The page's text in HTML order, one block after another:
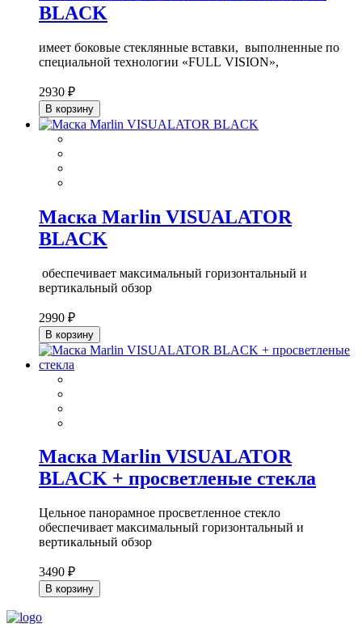
BLACK
имеет боковые стеклянные вставки, выполненные по
специальной технологии «FULL VISION»,
2930 ₽
В корзину
Маска Marlin VISUALATOR
BLACK
обеспечивает максимальный горизонтальный и
вертикальный обзор
2990 ₽
В корзину
Маска Marlin VISUALATOR
BLACK + просветленые стекла
Цельное панорамное просветленное стекло
обеспечивает максимальный горизонтальный и
вертикальный обзор
3490 ₽
В корзину